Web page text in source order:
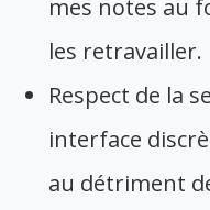
mes notes au
les retravailler.
Respect de la
interface
au détriment